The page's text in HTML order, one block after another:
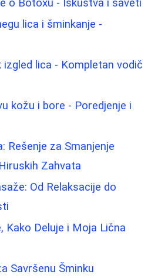
o Botoxu - Iskustva i saveti
lica i šminkanje -
lica - Kompletan vodič
kožu i bore - Poredjenje i
Rešenje za Smanjenje
Zahvata
Od Relaksacije do
Kako Deluje i Moja Lična
Savršenu Šminku